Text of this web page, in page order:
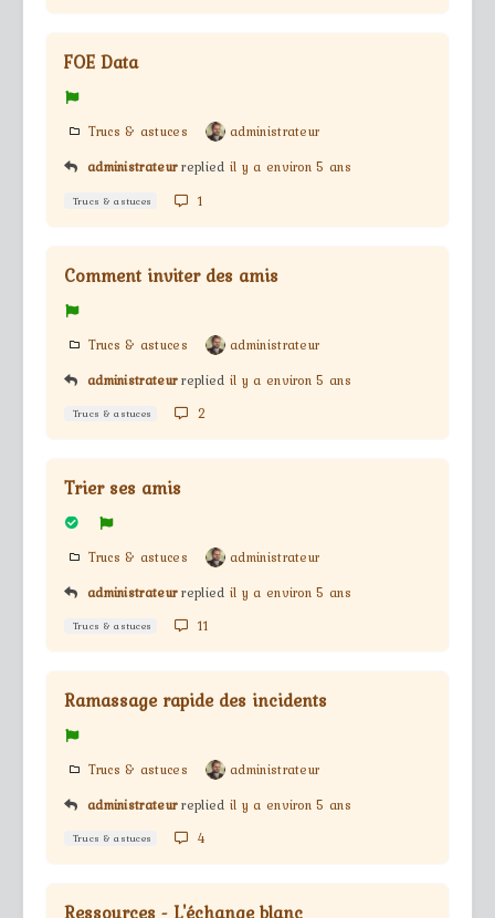
FOE Data
Trucs & astuces
administrateur
administrateur replied il y a environ 5 ans
Trucs & astuces 1
Comment inviter des amis
Trucs & astuces
administrateur
administrateur replied il y a environ 5 ans
Trucs & astuces 2
Trier ses amis
Trucs & astuces
administrateur
administrateur replied il y a environ 5 ans
Trucs & astuces 11
Ramassage rapide des incidents
Trucs & astuces
administrateur
administrateur replied il y a environ 5 ans
Trucs & astuces 4
Ressources - L'échange blanc